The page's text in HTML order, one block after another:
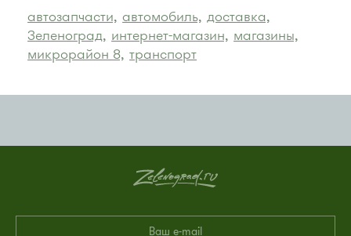
автозапчасти, автомобиль, доставка,
Зеленоград, интернет-магазин, магазины,
микрорайон 8, транспорт